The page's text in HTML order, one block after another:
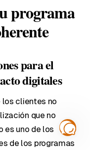
programa
para el
digitales
los clientes no
que no
es uno de los
de los programas